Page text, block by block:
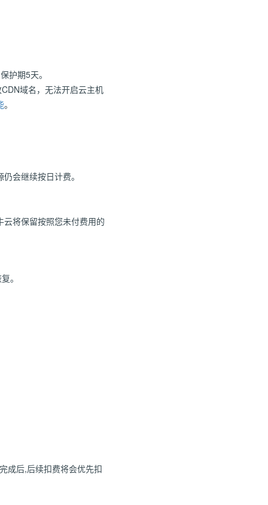
护期5天。
域名，无法开启云主机
。
会继续按日计费。
将保留按照您未付费用的
。
成后,后续扣费将会优先扣